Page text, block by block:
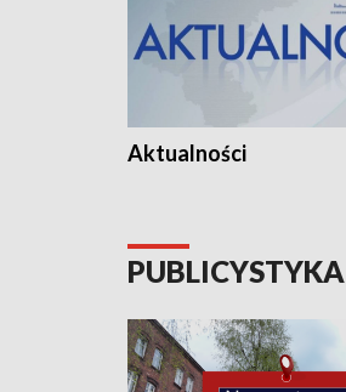
Aktualności
PUBLICYSTYKA